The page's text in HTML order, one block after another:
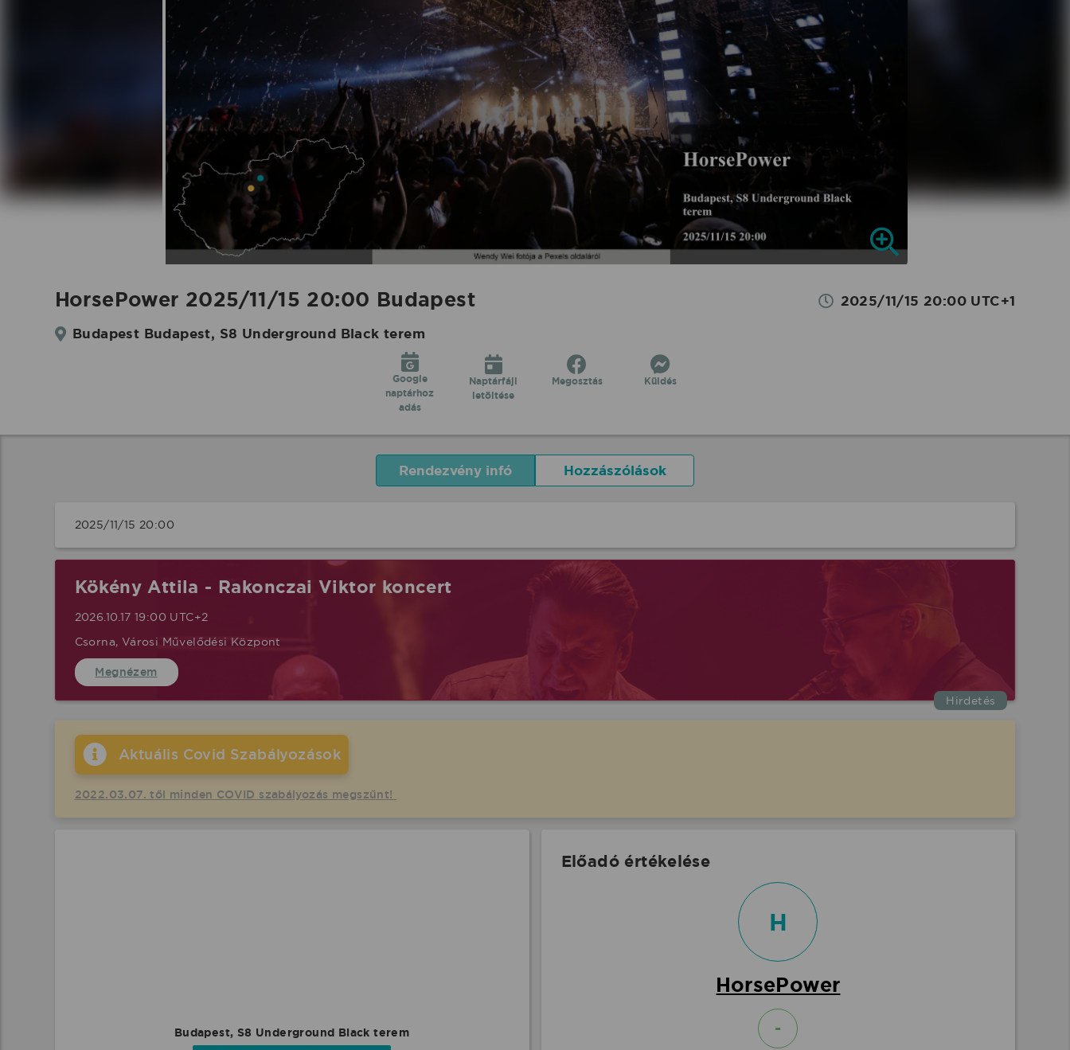
HorsePower 2025/11/15 20:00 Budapest
2025/11/15 20:00 UTC+1
Budapest Budapest, S8 Underground Black terem
Google
naptárhoz
adás
Naptárfájl
letöltése
Megosztás Küldés
Rendezvény infó Hozzászólások
2025/11/15 20:00
Hirdetés
Kökény Attila - Rakonczai Viktor koncert
2026.10.17 19:00 UTC+2
Csorna, Városi Művelődési Központ
Megnézem
Aktuális Covid Szabályozások
2022.03.07. től minden COVID szabályozás megszűnt!
Budapest, S8 Underground Black terem
Előadó értékelése
H
HorsePower
-